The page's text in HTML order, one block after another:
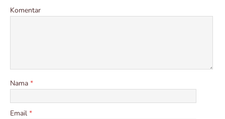
Komentar
Nama *
Email *